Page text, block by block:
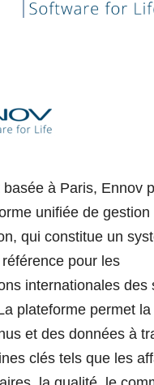
basée à Paris, Ennov
unifiée de gestion
qui constitue un
pour les
internationales des
plateforme permet la
et des données à
clés tels que les